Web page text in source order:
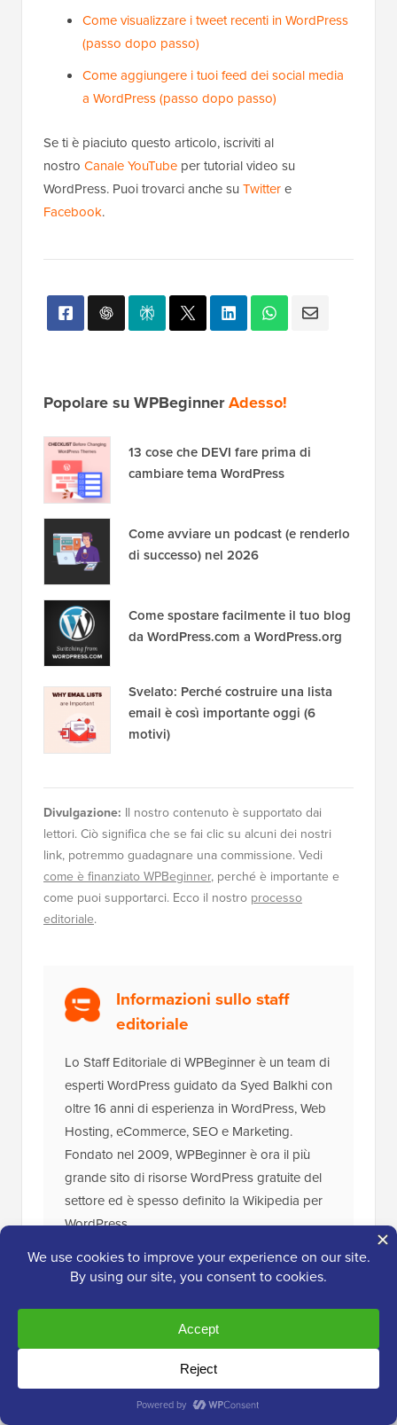
Come visualizzare i tweet recenti in WordPress
(passo dopo passo)
Come aggiungere i tuoi feed dei social media
a WordPress (passo dopo passo)
Se ti è piaciuto questo articolo, iscriviti al
nostro Canale YouTube per tutorial video su
WordPress. Puoi trovarci anche su Twittere
Facebook.
Popolare su WPBeginnerAdesso!
13 cose che DEVI fare prima di
cambiare tema WordPress
Come avviare un podcast (e renderlo
di successo) nel 2026
Come spostare facilmente il tuo blog
da WordPress.com a WordPress.org
Svelato: Perché costruire una lista
email è così importante oggi (6
motivi)
Divulgazione: Il nostro contenuto è supportato dai
lettori. Ciò significa che se fai clic su alcuni dei nostri
link, potremmo guadagnare una commissione. Vedi
come è finanziato WPBeginner, perché è importante e
come puoi supportarci. Ecco il nostro processo
editoriale.
Informazioni sullo staff
editoriale
Lo Staff Editoriale di WPBeginner è un team di
esperti WordPress guidato da Syed Balkhi con
oltre 16 anni di esperienza in WordPress, Web
Hosting, eCommerce, SEO e Marketing.
Fondato nel 2009, WPBeginner è ora il più
grande sito di risorse WordPress gratuite del
settore ed è spesso definito la Wikipedia per
WordPress.
Il
Toolkit WordPress